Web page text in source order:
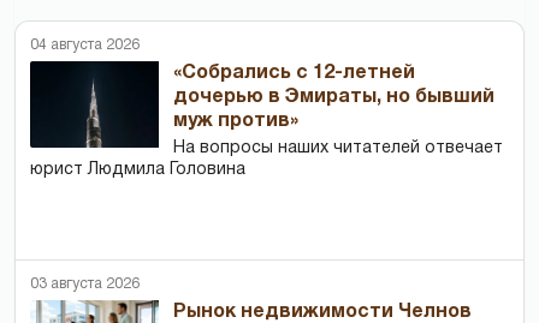
04 августа 2026
«Собрались с 12-летней
дочерью в Эмираты, но бывший
муж против»
На вопросы наших читателей отвечает
юрист Людмила Головина
03 августа 2026
Рынок недвижимости Челнов